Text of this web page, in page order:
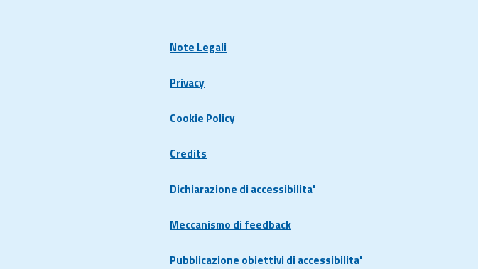
Note Legali
Privacy
Cookie Policy
Credits
Dichiarazione di accessibilita'
Meccanismo di feedback
Pubblicazione obiettivi di accessibilita'